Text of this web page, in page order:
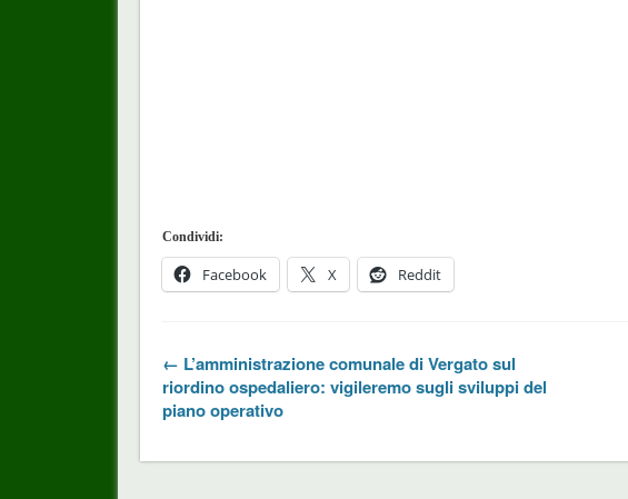
Condividi:
Facebook X Reddit
← L’amministrazione comunale di Vergato sul
riordino ospedaliero: vigileremo sugli sviluppi del
piano operativo